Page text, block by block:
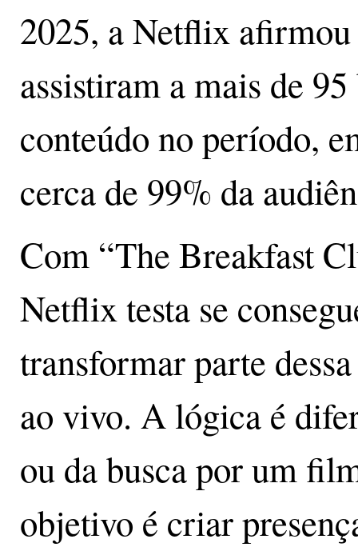
2025, a Netflix afirmou
assistiram a mais de
conteúdo no período,
cerca de 99% da
Com “The Breakfast
Netflix testa se
transformar parte
ao vivo. A lógica é
ou da busca por um
objetivo é criar